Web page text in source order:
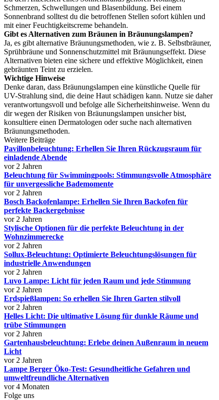
Schmerzen, Schwellungen und Blasenbildung. Bei einem
Sonnenbrand solltest du die betroffenen Stellen sofort kühlen und
mit einer Feuchtigkeitscreme behandeln.
Gibt es Alternativen zum Bräunen in Bräunungslampen?
Ja, es gibt alternative Bräunungsmethoden, wie z. B. Selbstbräuner,
Sprühbräune und Sonnenschutzmittel mit Bräunungseffekt. Diese
Alternativen bieten eine sichere und effektive Möglichkeit, einen
gebräunten Teint zu erzielen.
Wichtige Hinweise
Denke daran, dass Bräunungslampen eine künstliche Quelle für
UV-Strahlung sind, die deine Haut schädigen kann. Nutze sie daher
verantwortungsvoll und befolge alle Sicherheitshinweise. Wenn du
dir wegen der Risiken von Bräunungslampen unsicher bist,
konsultiere einen Dermatologen oder suche nach alternativen
Bräunungsmethoden.
Weitere Beiträge
Pavillonbeleuchtung: Erhellen Sie Ihren Rückzugsraum für
einladende Abende
vor 2 Jahren
Beleuchtung für Swimmingpools: Stimmungsvolle Atmosphäre
für unvergessliche Bademomente
vor 2 Jahren
Bosch Backofenlampe: Erhellen Sie Ihren Backofen für
perfekte Backergebnisse
vor 2 Jahren
Stylische Optionen für die perfekte Beleuchtung in der
Wohnzimmerecke
vor 2 Jahren
Sollux-Beleuchtung: Optimierte Beleuchtungslösungen für
industrielle Anwendungen
vor 2 Jahren
Luvo Lampe: Licht für jeden Raum und jede Stimmung
vor 2 Jahren
Erdspießlampen: So erhellen Sie Ihren Garten stilvoll
vor 2 Jahren
Helles Licht: Die ultimative Lösung für dunkle Räume und
trübe Stimmungen
vor 2 Jahren
Gartenhausbeleuchtung: Erlebe deinen Außenraum in neuem
Licht
vor 2 Jahren
Lampe Berger Öko-Test: Gesundheitliche Gefahren und
umweltfreundliche Alternativen
vor 4 Monaten
Folge uns